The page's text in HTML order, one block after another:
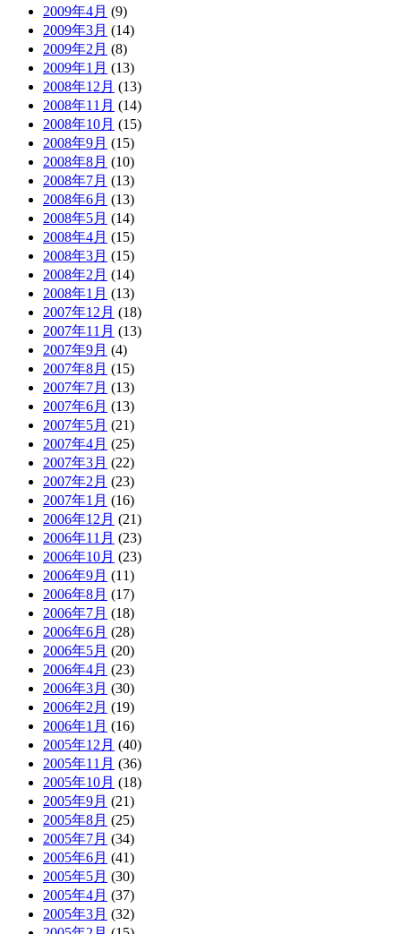
2009年4月 (9)
2009年3月 (14)
2009年2月 (8)
2009年1月 (13)
2008年12月 (13)
2008年11月 (14)
2008年10月 (15)
2008年9月 (15)
2008年8月 (10)
2008年7月 (13)
2008年6月 (13)
2008年5月 (14)
2008年4月 (15)
2008年3月 (15)
2008年2月 (14)
2008年1月 (13)
2007年12月 (18)
2007年11月 (13)
2007年9月 (4)
2007年8月 (15)
2007年7月 (13)
2007年6月 (13)
2007年5月 (21)
2007年4月 (25)
2007年3月 (22)
2007年2月 (23)
2007年1月 (16)
2006年12月 (21)
2006年11月 (23)
2006年10月 (23)
2006年9月 (11)
2006年8月 (17)
2006年7月 (18)
2006年6月 (28)
2006年5月 (20)
2006年4月 (23)
2006年3月 (30)
2006年2月 (19)
2006年1月 (16)
2005年12月 (40)
2005年11月 (36)
2005年10月 (18)
2005年9月 (21)
2005年8月 (25)
2005年7月 (34)
2005年6月 (41)
2005年5月 (30)
2005年4月 (37)
2005年3月 (32)